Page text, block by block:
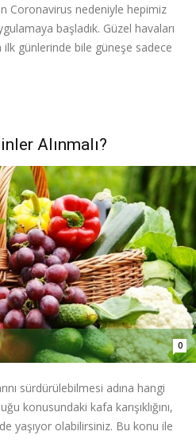
Coronavirus nedeniyle hepimiz
başladık. Güzel havaları
ilk günlerinde bile güneşe sadece
Alınmalı?
0
sürdürülebilmesi adına hangi
konusundaki kafa karışıklığını,
yaşıyor olabilirsiniz. Bu konu ile